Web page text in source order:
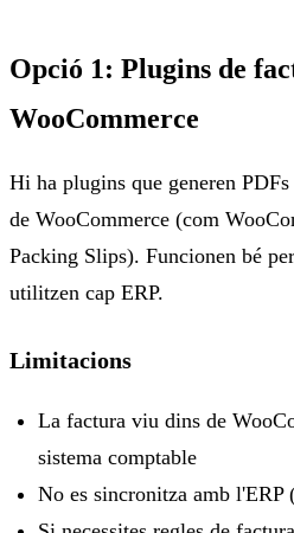
Opció 1: Plugins de
WooCommerce
Hi ha plugins que generen
de WooCommerce (com
Packing Slips). Funcionen bé
utilitzen cap ERP.
Limitacions
La factura viu dins de
sistema comptable
No es sincronitza amb l'ERP